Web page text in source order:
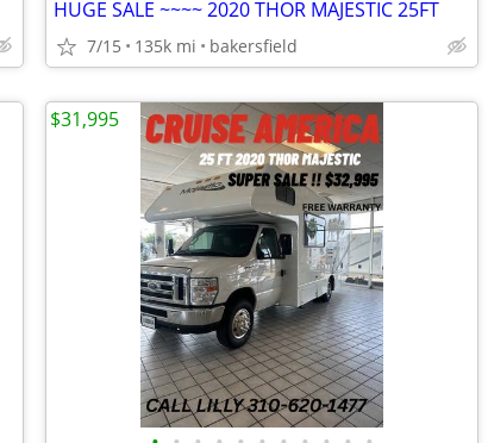
HUGE SALE ~~~~ 2020 THOR MAJESTIC 25FT
7/15 135k mi bakersfield
$31,995